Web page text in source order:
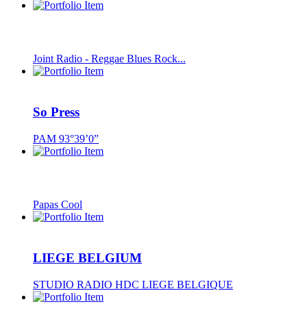
Joint Radio - Reggae Blues Rock...
So Press
PAM 93°39’0”
Papas Cool
LIEGE BELGIUM
STUDIO RADIO HDC LIEGE BELGIQUE